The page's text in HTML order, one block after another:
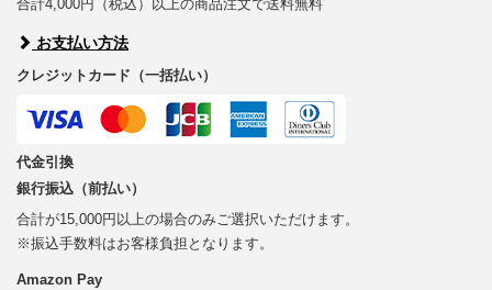
合計4,000円（税込）以上の商品注文で送料無料
お支払い方法
クレジットカード（一括払い）
代金引換
銀行振込（前払い）
合計が15,000円以上の場合のみご選択いただけます。
※振込手数料はお客様負担となります。
Amazon Pay